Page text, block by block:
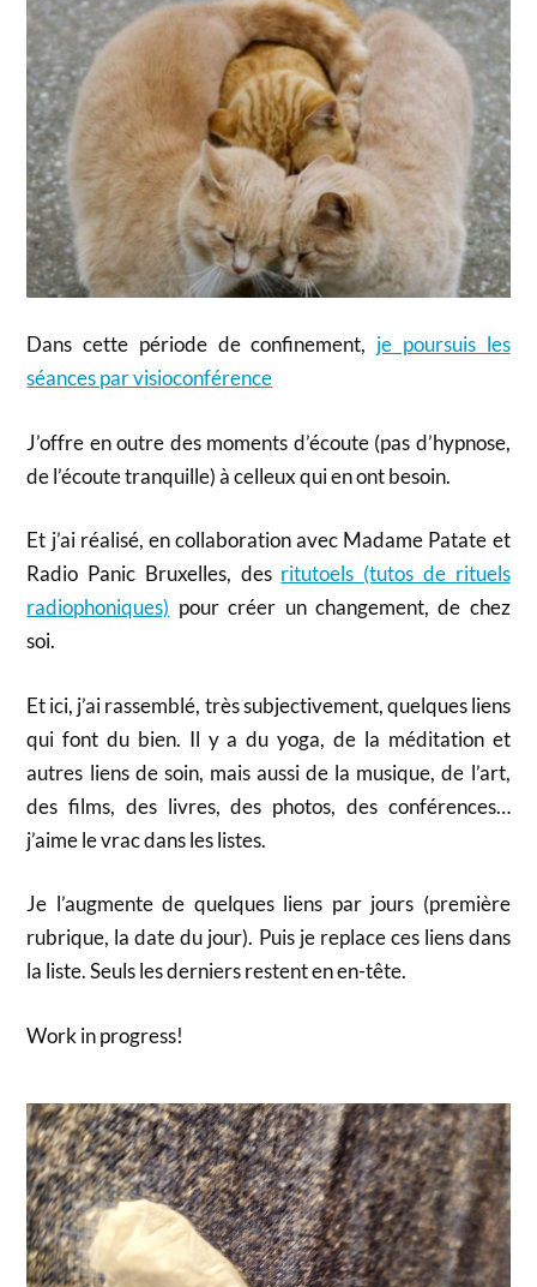
Dans cette période de confinement, je poursuis les
séances par visioconférence
J’offre en outre des moments d’écoute (pas d’hypnose,
de l’écoute tranquille) à celleux qui en ont besoin.
Et j’ai réalisé, en collaboration avec Madame Patate et
Radio Panic Bruxelles, des ritutoels (tutos de rituels
radiophoniques) pour créer un changement, de chez
soi.
Et ici, j’ai rassemblé, très subjectivement, quelques liens
qui font du bien. Il y a du yoga, de la méditation et
autres liens de soin, mais aussi de la musique, de l’art,
des films, des livres, des photos, des conférences…
j’aime le vrac dans les listes.
Je l’augmente de quelques liens par jours (première
rubrique, la date du jour). Puis je replace ces liens dans
la liste. Seuls les derniers restent en en-tête.
Work in progress!